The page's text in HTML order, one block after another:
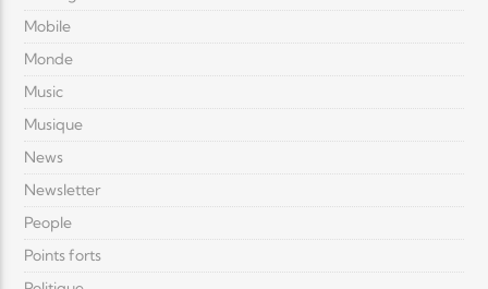
Mobile
Monde
Music
Musique
News
Newsletter
People
Points forts